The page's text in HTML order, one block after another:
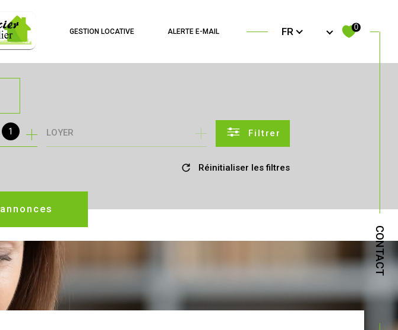
GESTION LOCATIVE ALERTE E-MAIL Langue
FR 0
CONTACT
1 LOYER filtrer
annonces
Réinitialiser les filtres